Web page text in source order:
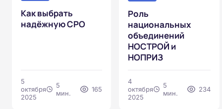
Как выбрать
надёжную СРО
5
октября
2025
5
мин.
165
Роль
национальных
объединений
НОСТРОЙ и
НОПРИЗ
4
октября
2025
5
мин.
234